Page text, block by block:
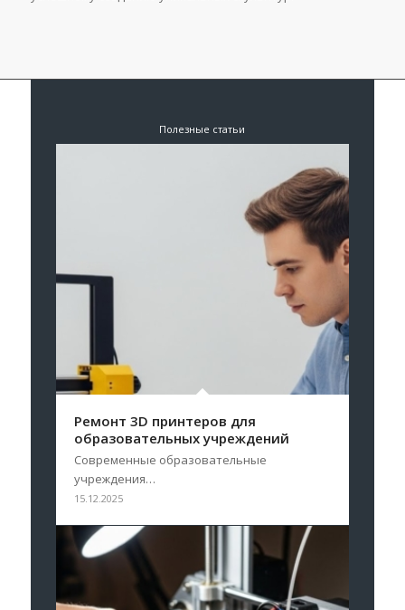
Полезные статьи
Ремонт 3D принтеров для
образовательных учреждений
Современные образовательные
учреждения…
15.12.2025